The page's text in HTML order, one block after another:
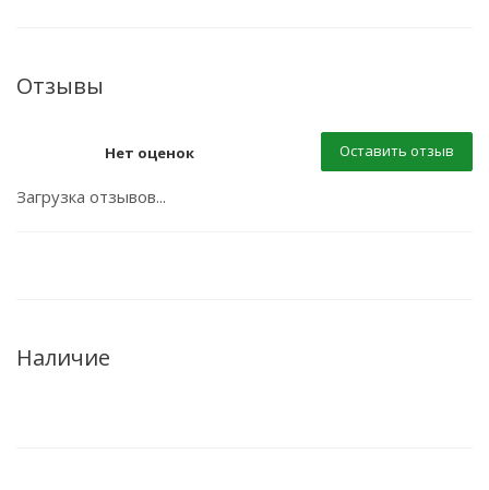
Отзывы
Нет оценок Оставить отзыв
Загрузка отзывов...
Наличие